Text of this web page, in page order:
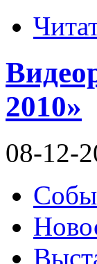
2010»
08-12-